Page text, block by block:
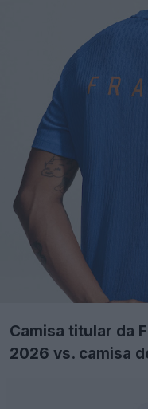
Camisa titular da
2026 vs. camisa